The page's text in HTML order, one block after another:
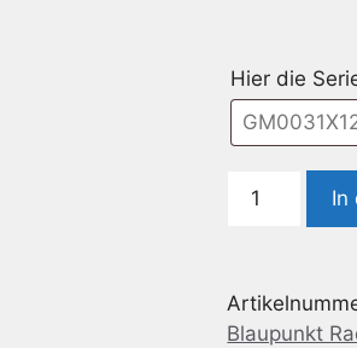
Hier die
Code
Blaupunkt
Opel
In
Blaupunkt